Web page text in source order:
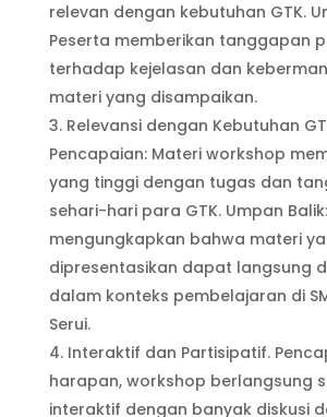
relevan dengan kebutuhan GTK.
Peserta memberikan tanggapan
terhadap kejelasan dan
materi yang disampaikan.
Relevansi dengan Kebutuhan
Pencapaian: Materi workshop
yang tinggi dengan tugas dan
sehari-hari para GTK. Umpan
mengungkapkan bahwa materi
dipresentasikan dapat langsung
dalam konteks pembelajaran di
Serui.
Interaktif dan Partisipatif.
harapan, workshop berlangsung
interaktif dengan banyak diskusi